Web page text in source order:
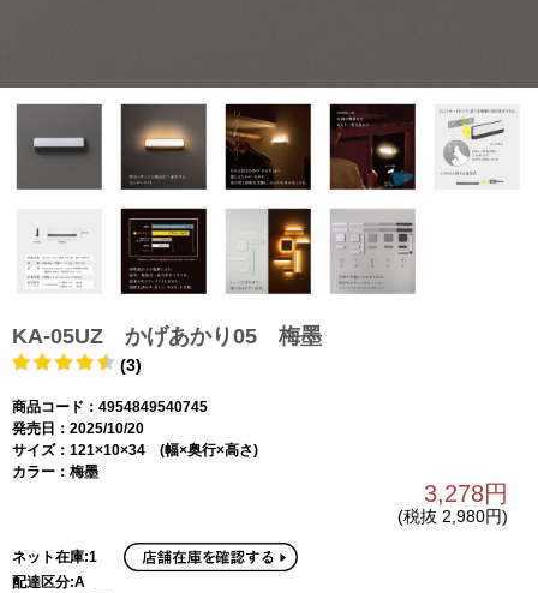
KA-05UZ かげあかり05 梅墨
(3)
商品コード：4954849540745
発売日：2025/10/20
サイズ：121×10×34 (幅×奥行×高さ)
カラー：梅墨
3,278円
(税抜 2,980円)
ネット在庫:1
配達区分:A